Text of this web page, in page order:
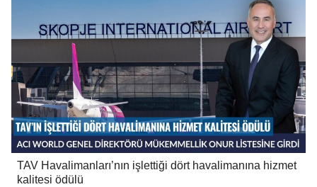
TAV Havalimanları’nın işlettiği dört havalimanına hizmet
kalitesi ödülü